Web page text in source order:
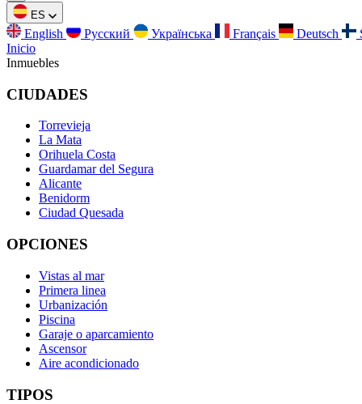
ES
English Русский Українська Français Deutsch
Inicio
Inmuebles
CIUDADES
Torrevieja
La Mata
Orihuela Costa
Guardamar del Segura
Alicante
Benidorm
Ciudad Quesada
OPCIONES
Vistas al mar
Primera linea
Urbanización
Piscina
Garaje o aparcamiento
Ascensor
Aire acondicionado
TIPOS